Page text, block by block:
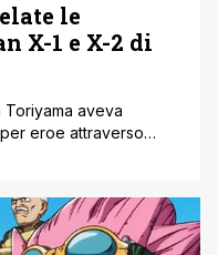
le
X-1 e X-2 di
Toriyama aveva
eroe attraverso
intaccare la sua vita da
riproposto questo tipo